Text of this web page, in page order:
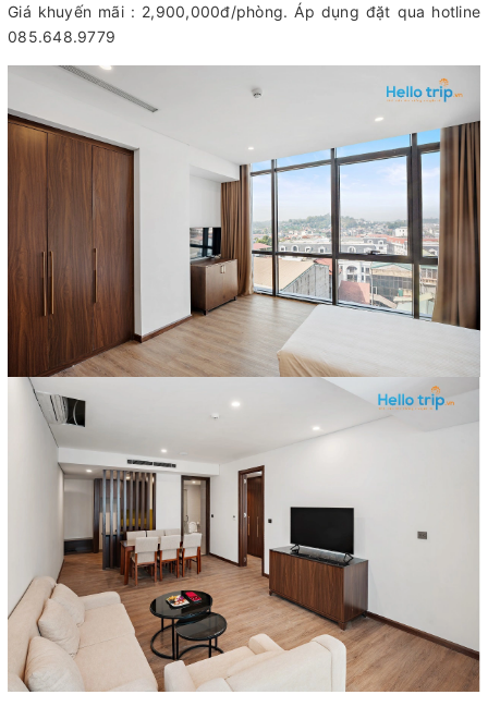
Giá khuyến mãi : 2,900,000đ/phòng. Áp dụng đặt qua hotline
085.648.9779